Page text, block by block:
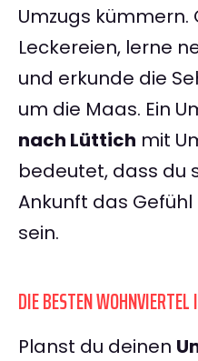
Umzugs
Leckereien, lerne
und erkunde die
um die Maas. Ein
nach Lüttich mit
bedeutet, dass du
Ankunft das Gefühl
sein.
DIE BESTEN
Planst du deinen